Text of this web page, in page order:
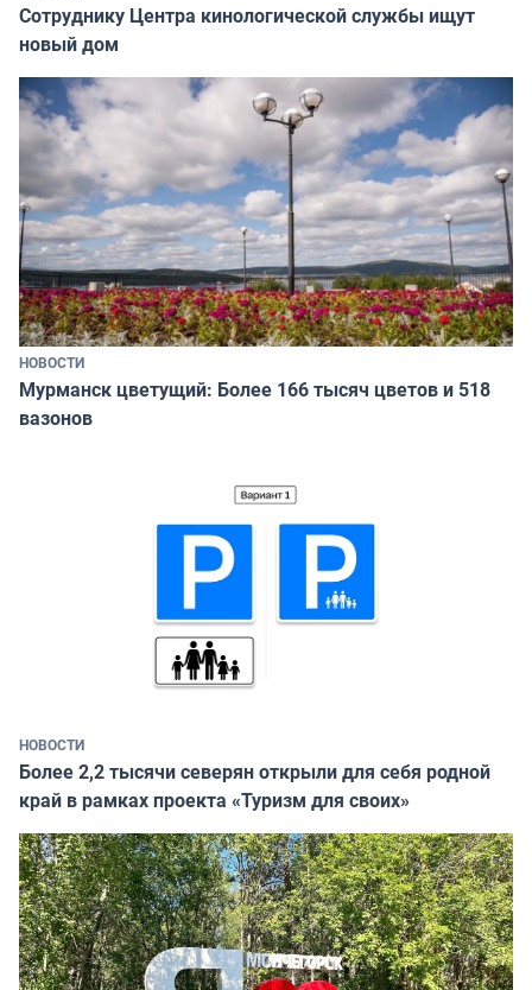
Сотруднику Центра кинологической службы ищут
новый дом
НОВОСТИ
Мурманск цветущий: Более 166 тысяч цветов и 518
вазонов
НОВОСТИ
Более 2,2 тысячи северян открыли для себя родной
край в рамках проекта «Туризм для своих»